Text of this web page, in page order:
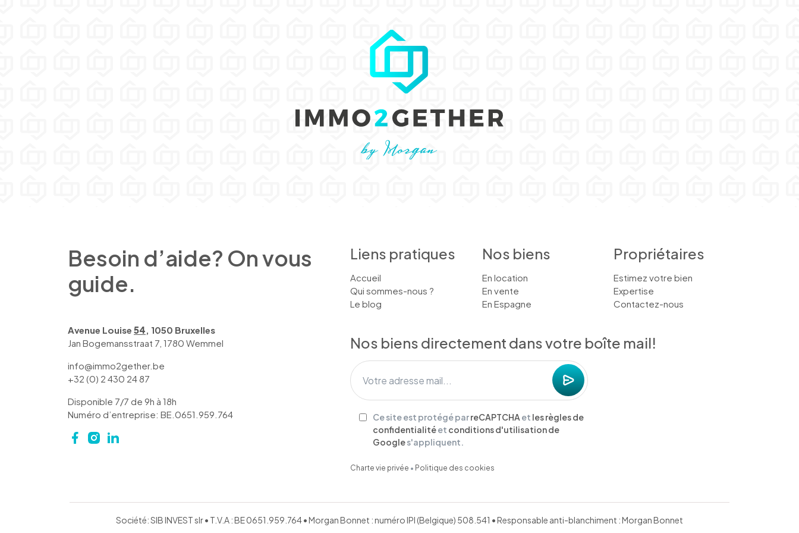
Besoin d’aide? On vous
guide.
Avenue Louise 54, 1050 Bruxelles
Jan Bogemansstraat 7, 1780 Wemmel
info@immo2gether.be
+32 (0) 2 430 24 87
Disponible 7/7 de 9h à 18h
Numéro d’entreprise: BE.0651.959.764
Liens pratiques
Accueil
Qui sommes-nous ?
Le blog
Nos biens
En location
En vente
En Espagne
Propriétaires
Estimez votre bien
Expertise
Contactez-nous
Nos biens directement dans votre boîte mail!
Ce site est protégé parreCAPTCHA et les règles de
confidentialitéet conditions d'utilisation de
Googles'appliquent.
Charte vie privée • Politique des cookies
Société: SIB INVEST slr • T.V.A : BE 0651.959.764 • Morgan Bonnet : numéro IPI (Belgique) 508.541 • Responsable anti-blanchiment : Morgan Bonnet